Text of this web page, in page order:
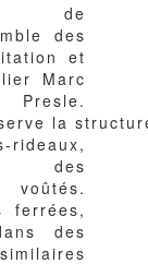
de
des
et
Marc
la
ferrées,
des